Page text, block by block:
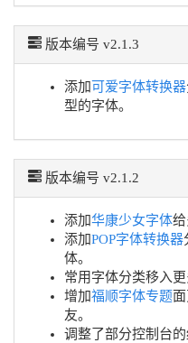
版本编号 v2.1.3
添加可爱字体转换器
型的字体。
版本编号 v2.1.2
添加华康少女字体给
添加POP字体转换器
体。
常用字体分类移入更
增加福顺字体专题
友。
调整了部分控制台